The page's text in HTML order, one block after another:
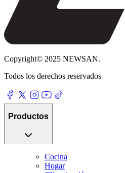
Copyright© 2025 NEWSAN.
Todos los derechos reservados
Productos
Cocina
Hogar